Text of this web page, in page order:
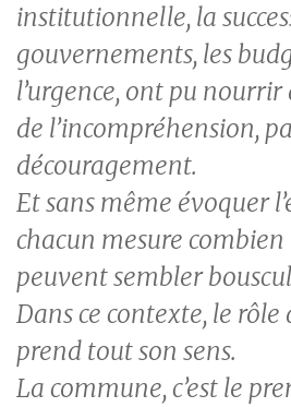
institutionnelle, la
gouvernements, les
l’urgence, ont pu nourrir
de l’incompréhension,
découragement.
Et sans même évoquer
chacun mesure combien
peuvent sembler
Dans ce contexte, le rôle
prend tout son sens.
La commune, c’est le